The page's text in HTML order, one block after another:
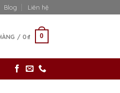
Blog Liên hệ
/ 0₫ 0